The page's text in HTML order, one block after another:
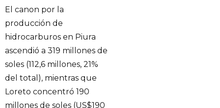
El canon por la
producción de
hidrocarburos en Piura
ascendió a 319 millones de
soles (112,6 millones, 21%
del total), mientras que
Loreto concentró 190
millones de soles (US$190